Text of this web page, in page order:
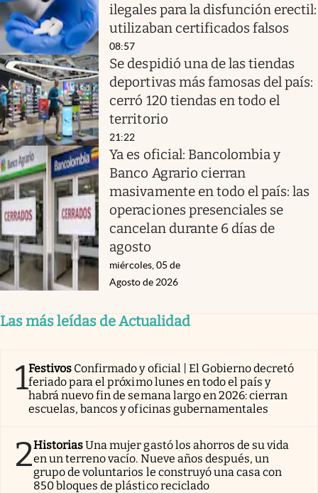
ilegales para la disfunción erectil:
utilizaban certificados falsos
08:57
Se despidió una de las tiendas
deportivas más famosas del país:
cerró 120 tiendas en todo el
territorio
21:22
Ya es oficial: Bancolombia y
Banco Agrario cierran
masivamente en todo el país: las
operaciones presenciales se
cancelan durante 6 días de
agosto
miércoles, 05 de
Agosto de 2026
Las más leídas de Actualidad
1Festivos Confirmado y oficial | El Gobierno decretó
feriado para el próximo lunes en todo el país y
habrá nuevo fin de semana largo en 2026: cierran
escuelas, bancos y oficinas gubernamentales
2HistoriasUna mujer gastó los ahorros de su vida
en un terreno vacío. Nueve años después, un
grupo de voluntarios le construyó una casa con
850 bloques de plástico reciclado